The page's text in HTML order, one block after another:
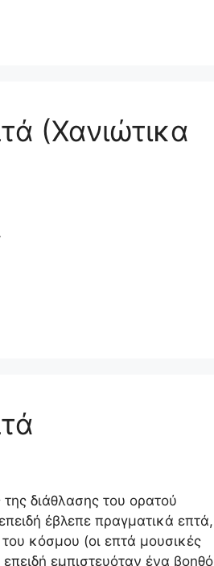
(Χανιώτικα
διάθλασης του ορατού
έβλεπε πραγματικά επτά,
κόσμου (οι επτά μουσικές
εμπιστευόταν ένα βοηθό